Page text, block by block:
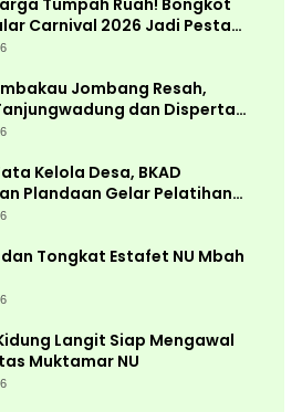
Tumpah Ruah! Bongkot
Carnival 2026 Jadi Pesta
Terbesar di Peterongan
Jombang Resah,
dan Disperta
Kelola Desa, BKAD
Plandaan Gelar Pelatihan
Tongkat Estafet NU Mbah
Langit Siap Mengawal
Muktamar NU